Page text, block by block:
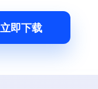
立即下载